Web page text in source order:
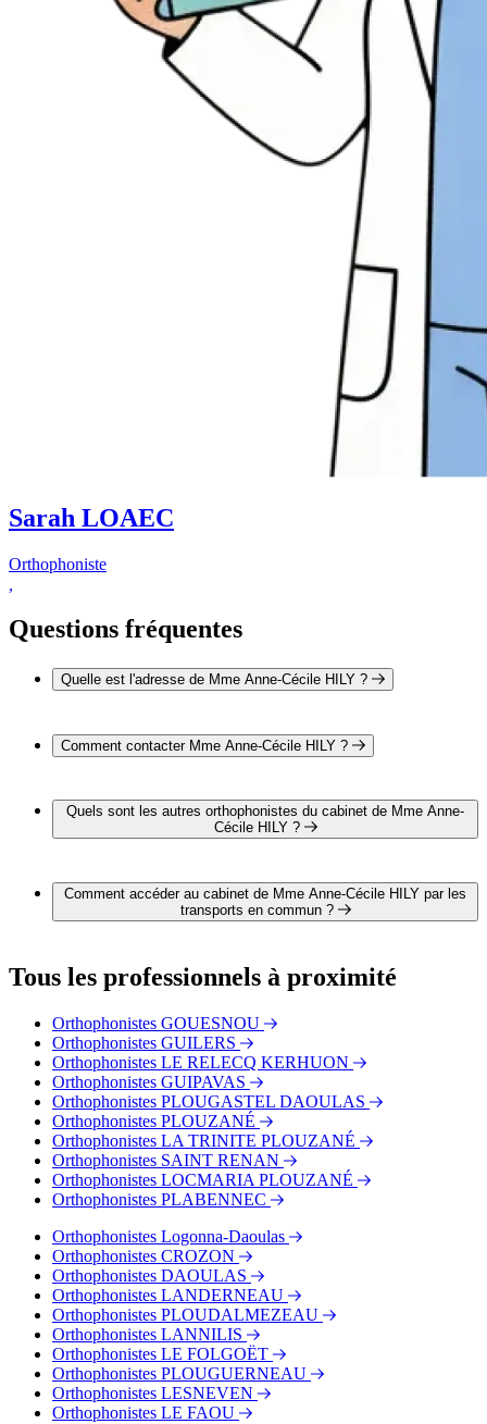
Sarah LOAEC
Orthophoniste
Questions fréquentes
Quelle est l'adresse de Mme Anne-Cécile HILY ?
29200 BREST
Comment contacter Mme Anne-Cécile HILY ?
téléphone au 02 98 44 96 16 .
Quels sont les autres orthophonistes du cabinet de Mme Anne-
Cécile HILY ?
Mme Anne-Cécile HILY :
Mme Nolwenn JAGOT
Mme Sarah LOAEC
Comment accéder au cabinet de Mme Anne-Cécile HILY par les
transports en commun ?
des arrêts suivants :
Bus - Jean Moulin
Bus - Multiplexe
Tram - Château
Tram - Jean Jaurès
Tram - Liberté
Tous les professionnels à proximité
Orthophonistes GOUESNOU
Orthophonistes GUILERS
Orthophonistes LE RELECQ KERHUON
Orthophonistes GUIPAVAS
Orthophonistes PLOUGASTEL DAOULAS
Orthophonistes PLOUZANÉ
Orthophonistes LA TRINITE PLOUZANÉ
Orthophonistes SAINT RENAN
Orthophonistes LOCMARIA PLOUZANÉ
Orthophonistes PLABENNEC
Orthophonistes Logonna-Daoulas
Orthophonistes CROZON
Orthophonistes DAOULAS
Orthophonistes LANDERNEAU
Orthophonistes PLOUDALMEZEAU
Orthophonistes LANNILIS
Orthophonistes LE FOLGOËT
Orthophonistes PLOUGUERNEAU
Orthophonistes LESNEVEN
Orthophonistes LE FAOU